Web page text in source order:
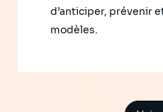
d’anticiper, prévenir
modèles.